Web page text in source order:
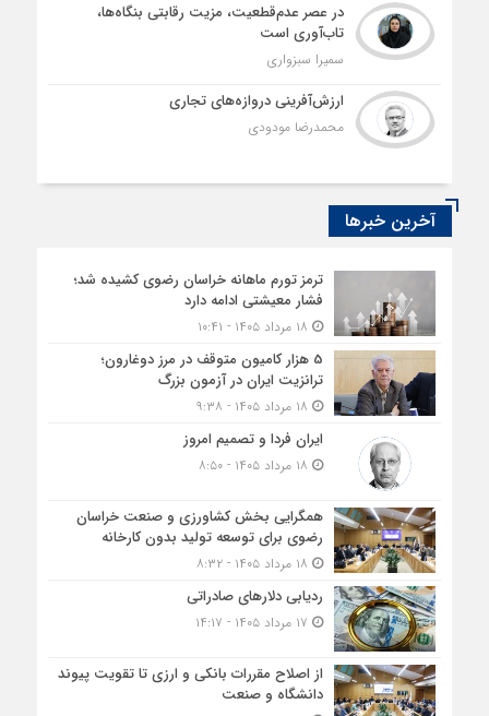
در عصر عدم‌قطعیت، مزیت رقابتی بنگاه‌ها،
تاب‌آوری است
سمیرا سبزواری
ارزش‌آفرینی دروازه‌های تجاری
محمدرضا مودودی
آخرین خبرها
ترمز تورم ماهانه خراسان رضوی کشیده شد؛
فشار معیشتی ادامه دارد
5 هزار کامیون متوقف در مرز دوغارون؛
ترانزیت ایران در آزمون بزرگ
ایران فردا و تصمیم امروز
همگرایی بخش کشاورزی و صنعت خراسان
رضوی برای توسعه تولید بدون کارخانه
ردیابی دلارهای صادراتی
از اصلاح مقررات بانکی و ارزی تا تقویت پیوند
دانشگاه و صنعت